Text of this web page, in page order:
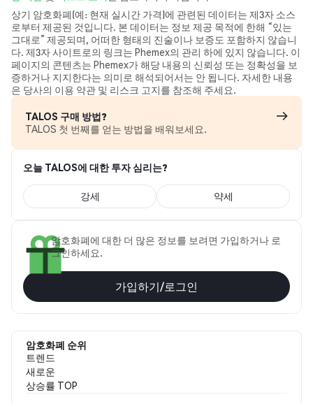
상기 암호화폐(예: 현재 실시간 가격)에 관련된 데이터는 제3자 소스
로부터 제공된 것입니다. 본 데이터는 정보 제공 목적에 한해 “있는
그대로” 제공되며, 어떠한 형태의 진술이나 보증도 포함하지 않습니
다. 제3자 사이트로의 링크는 Phemex의 관리 하에 있지 않습니다. 이
페이지의 콘텐츠는 Phemex가 해당 내용의 신뢰성 또는 정확성을 보
증하거나 지지한다는 의미로 해석되어서는 안 됩니다. 자세한 내용
은 당사의 이용 약관 및 리스크 고지를 참조해 주세요.
TALOS 구매 방법?
TALOS 첫 번째를 얻는 방법을 배워보세요.
오늘 TALOS에 대한 투자 심리는?
강세 약세
암호화폐에 대한 더 많은 정보를 보려면 가입하거나 로
그인하세요.
가입하기/로그인
암호화폐 순위
트렌드
새로운
상승률 TOP